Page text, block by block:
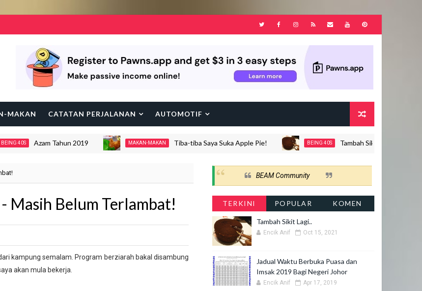
MAKAN CATATAN PERJALANAN AUTOMOTIF
40S Azam Tahun 2019 MAKAN-MAKAN Tiba-tiba Saya Suka Apple Pie! BEING 40S Tambah Sikit Lagi..
Masih Belum Terlambat!
kampung semalam. Program berziarah bakal disambung
akan mula bekerja.
BEAM Community
TERKINI POPULAR KOMEN
Tambah Sikit Lagi..
Encik Anif Oct 15, 2021
Jadual Waktu Berbuka Puasa dan
Imsak 2019 Bagi Negeri Johor
Encik Anif Apr 17, 2019